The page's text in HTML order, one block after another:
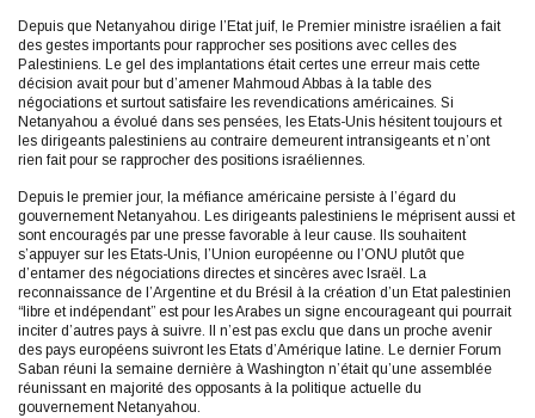
Depuis que Netanyahou dirige l’Etat juif, le Premier ministre israélien a fait
des gestes importants pour rapprocher ses positions avec celles des
Palestiniens. Le gel des implantations était certes une erreur mais cette
décision avait pour but d’amener Mahmoud Abbas à la table des
négociations et surtout satisfaire les revendications américaines. Si
Netanyahou a évolué dans ses pensées, les Etats-Unis hésitent toujours et
les dirigeants palestiniens au contraire demeurent intransigeants et n’ont
rien fait pour se rapprocher des positions israéliennes.
Depuis le premier jour, la méfiance américaine persiste à l’égard du
gouvernement Netanyahou. Les dirigeants palestiniens le méprisent aussi et
sont encouragés par une presse favorable à leur cause. Ils souhaitent
s’appuyer sur les Etats-Unis, l’Union européenne ou l’ONU plutôt que
d’entamer des négociations directes et sincères avec Israël. La
reconnaissance de l’Argentine et du Brésil à la création d’un Etat palestinien
“libre et indépendant” est pour les Arabes un signe encourageant qui pourrait
inciter d’autres pays à suivre. Il n’est pas exclu que dans un proche avenir
des pays européens suivront les Etats d’Amérique latine. Le dernier Forum
Saban réuni la semaine dernière à Washington n’était qu’une assemblée
réunissant en majorité des opposants à la politique actuelle du
gouvernement Netanyahou.